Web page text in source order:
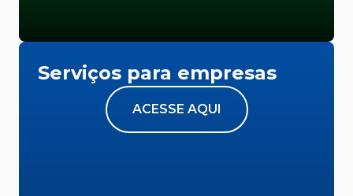
Serviços para empresas
ACESSE AQUI